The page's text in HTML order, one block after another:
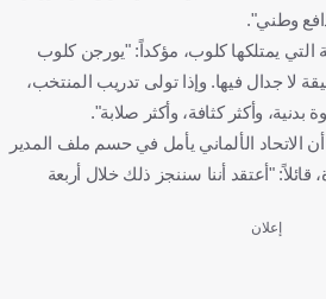
وطني".
التي يمتلكها كلوب، مؤكداً: "يورجن كلوب
لا جدال فيها. وإذا تولى تدريب المنتخب،
بدنية، وأكثر كثافة، وأكثر صلابة".
الاتحاد الألماني يأمل في حسم ملف المدير
"أعتقد أننا سننجز ذلك خلال أربعة
إعلان